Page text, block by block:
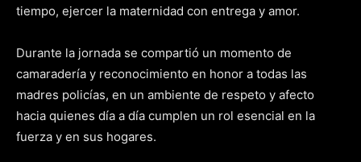
tiempo, ejercer la maternidad con entrega y amor.
Durante la jornada se compartió un momento de
camaradería y reconocimiento en honor a todas las
madres policías, en un ambiente de respeto y afecto
hacia quienes día a día cumplen un rol esencial en la
fuerza y en sus hogares.